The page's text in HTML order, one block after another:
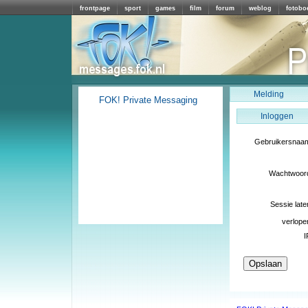
frontpage sport games film forum weblog
Melding
Inloggen
Sessie
FOK! Private Messaging